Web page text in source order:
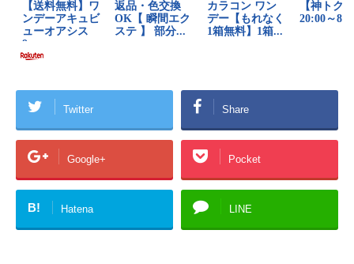
Twitter Share
Google+ Pocket
B! Hatena LINE